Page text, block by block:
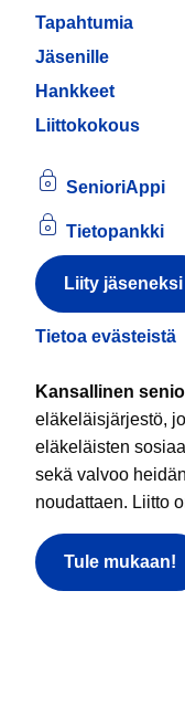
Tapahtumia
Jäsenille
Hankkeet
Liittokokous
SenioriAppi
Tietopankki
Liity jäseneksi
Tietoa evästeistä
Kansallinen
eläkeläisjärjestö,
eläkeläisten
sekä valvoo
noudattaen. Liitto
Tule mukaan!